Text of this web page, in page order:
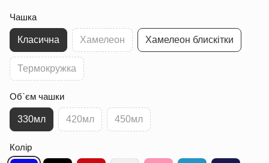
Чашка
Класична Хамелеон Хамелеон блискітки
Термокружка
Об`єм чашки
330мл 420мл 450мл
Колір